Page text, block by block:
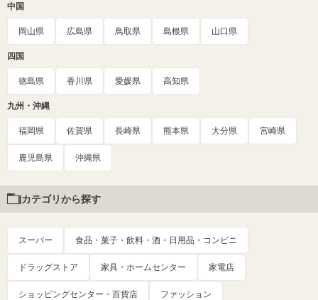
中国
岡山県 広島県 鳥取県 島根県 山口県
四国
徳島県 香川県 愛媛県 高知県
九州・沖縄
福岡県 佐賀県 長崎県 熊本県 大分県 宮崎県
鹿児島県 沖縄県
カテゴリから探す
スーパー 食品・菓子・飲料・酒・日用品・コンビニ
ドラッグストア 家具・ホームセンター 家電店
ショッピングセンター・百貨店 ファッション